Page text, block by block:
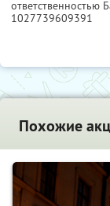
ответственностью
1027739609391
Похожие